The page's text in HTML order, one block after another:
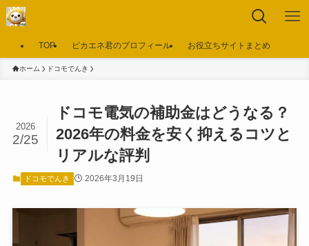
TOP ピカエネ君のプロフィール お役立ちサイトまとめ
ホーム ドコモでんき
ドコモ電気の補助金はどうなる？
2026年の料金を安く抑えるコツと
リアルな評判
2026
2/25
ドコモでんき 2026年3月19日